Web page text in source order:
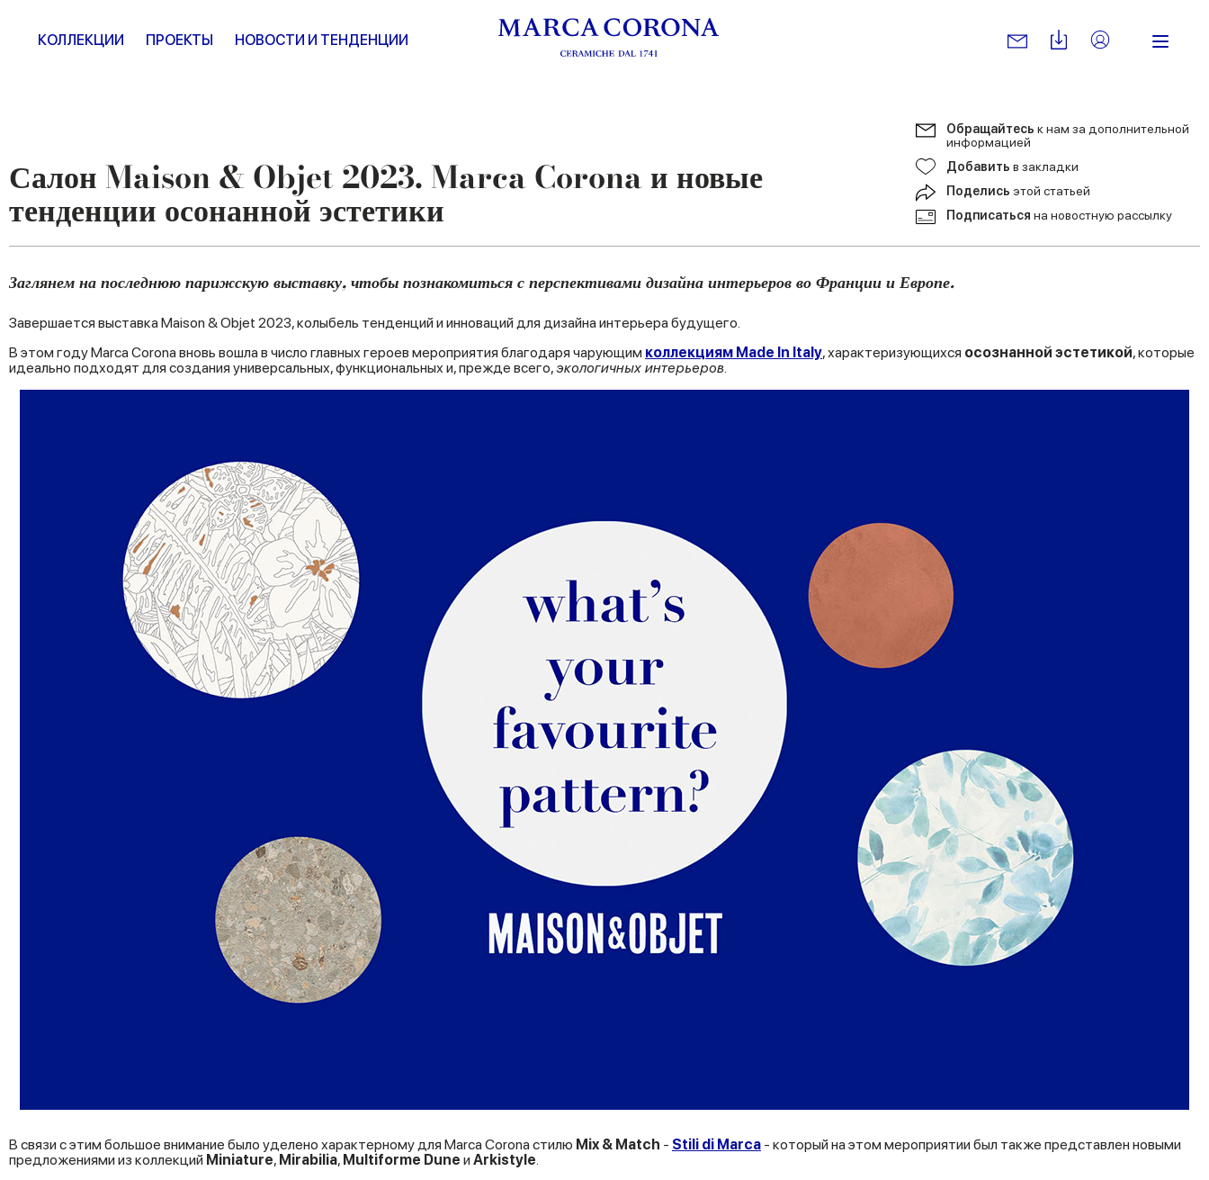
КОЛЛЕКЦИИ ПРОЕКТЫ НОВОСТИ И ТЕНДЕНЦИИ
Салон Maison & Objet 2023. Marca Corona и новые
тенденции осонанной эстетики
Обращайтесь к нам за дополнительной
информацией
Добавить в закладки
Поделись этой статьей
Подписаться на новостную рассылку
Заглянем на последнюю парижскую выставку, чтобы познакомиться с перспективами дизайна интерьеров во Франции и Европе.
Завершается выставка Maison & Objet 2023, колыбель тенденций и инноваций для дизайна интерьера будущего.
В этом году Marca Corona вновь вошла в число главных героев мероприятия благодаря чарующим коллекциям Made In Italy, характеризующихся осознанной эстетикой, которые
идеально подходят для создания универсальных, функциональных и, прежде всего,экологичных интерьеров.
В связи с этим большое внимание было уделено характерному для Marca Corona стилю Mix & Match - Stili di Marca - который на этом мероприятии был также представлен новыми
предложениями из коллекций Miniature, Mirabilia, Multiforme Dune и Arkistyle.